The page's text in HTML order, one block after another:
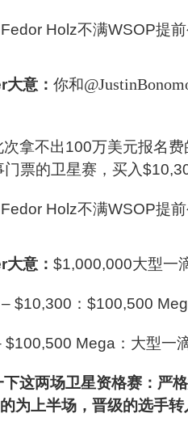
大意： 你和
次拿不出100万美元报名
票的卫星赛，买入
大意： $1,000,000大型一
$10,300 ：$100,500
$100,500 Mega ：大型一
下这两场卫星资格赛：严
为上半场，晋级的选手